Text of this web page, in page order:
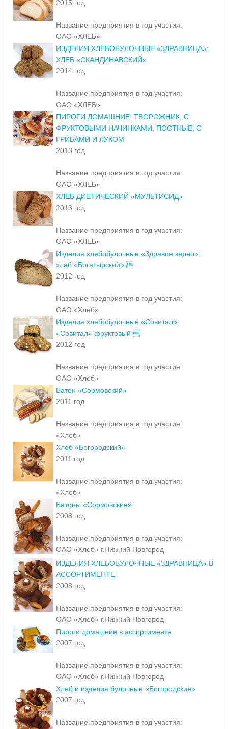
2015 год
Название предприятия в год участия:
ОАО «ХЛЕБ»
ИЗДЕЛИЯ ХЛЕБОБУЛОЧНЫЕ «ЗДРАВНИЦА»:
ХЛЕБ «СКАНДИНАВСКИЙ»
2014 год
Название предприятия в год участия:
ОАО «ХЛЕБ»
ПИРОГИ ДОМАШНИЕ: ТВОРОЖНИК, С
ФРУКТОВЫМИ НАЧИНКАМИ, ПОСТНЫЕ, С
ГРИБАМИ И ЛУКОМ
2013 год
Название предприятия в год участия:
ОАО «ХЛЕБ»
ХЛЕБ ДИЕТИЧЕСКИЙ «МУЛЬТИСИД»
2013 год
Название предприятия в год участия:
ОАО «ХЛЕБ»
Изделия хлебобулочные «Здравое зерно»:
хлеб «Богатырский» 
2012 год
Название предприятия в год участия:
ОАО «Хлеб»
Изделия хлебобулочные «Совитал»:
«Совитал» фруктовый 
2012 год
Название предприятия в год участия:
ОАО «Хлеб»
Батон «Сормовский»
2011 год
Название предприятия в год участия:
«Хлеб»
Хлеб «Богородский»
2011 год
Название предприятия в год участия:
«Хлеб»
Батоны «Сормовские»
2008 год
Название предприятия в год участия:
ОАО «Хлеб» г.Нижний Новгород
ИЗДЕЛИЯ ХЛЕБОБУЛОЧНЫЕ «ЗДРАВНИЦА» В
АССОРТИМЕНТЕ
2008 год
Название предприятия в год участия:
ОАО «Хлеб» г.Нижний Новгород
Пироги домашние в ассортименте
2007 год
Название предприятия в год участия:
ОАО «Хлеб» г.Нижний Новгород
Хлеб и изделия булочные «Богородские»
2007 год
Название предприятия в год участия: